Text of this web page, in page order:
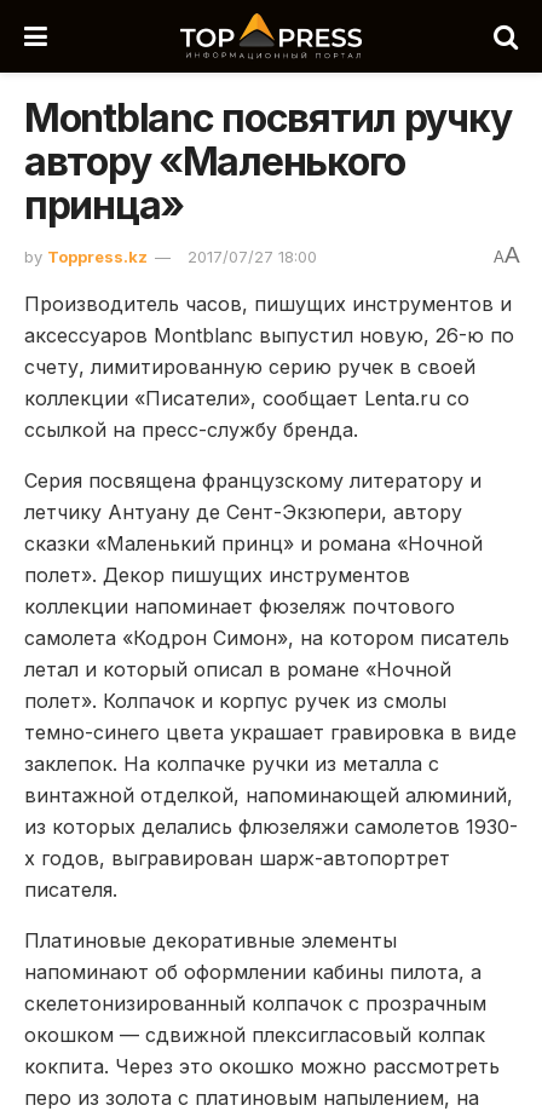
Montblanc посвятил ручку
автору «Маленького
принца»
by Toppress.kz 2017/07/27 18:00 AA
Производитель часов, пишущих инструментов и
аксессуаров Montblanc выпустил новую, 26-ю по
счету, лимитированную серию ручек в своей
коллекции «Писатели», сообщает Lenta.ru со
ссылкой на пресс-службу бренда.
Серия посвящена французскому литератору и
летчику Антуану де Сент-Экзюпери, автору
сказки «Маленький принц» и романа «Ночной
полет». Декор пишущих инструментов
коллекции напоминает фюзеляж почтового
самолета «Кодрон Симон», на котором писатель
летал и который описал в романе «Ночной
полет». Колпачок и корпус ручек из смолы
темно-синего цвета украшает гравировка в виде
заклепок. На колпачке ручки из металла с
винтажной отделкой, напоминающей алюминий,
из которых делались флюзеляжи самолетов 1930-
х годов, выгравирован шарж-автопортрет
писателя.
Платиновые декоративные элементы
напоминают об оформлении кабины пилота, а
скелетонизированный колпачок с прозрачным
окошком — сдвижной плексигласовый колпак
кокпита. Через это окошко можно рассмотреть
перо из золота с платиновым напылением, на